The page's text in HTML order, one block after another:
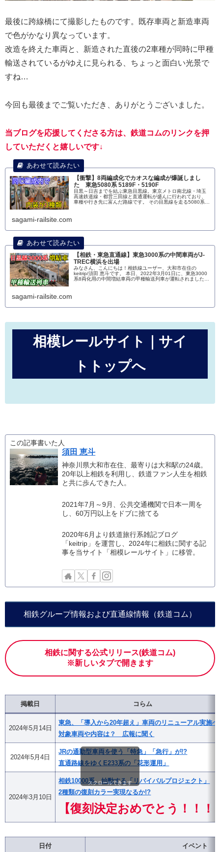
最後に跨線橋にて撮影したものです。既存車両と新造車両
で色がかなり異なっています。
改造を終えた車両と、新造された直後の2車種が同時に甲種
輸送されているがゆえに見られる、ちょっと面白い光景で
すね…
今回も最後までご覧いただき、ありがとうございました。
当ブログを応援してくださる方は、鉄道コムのリンクを押
していただくと嬉しいです↓
【衝撃】8両編成化でカオスな編成が爆誕しまし
た 東急5080系 5189F・5190F
目黒～日吉までを結ぶ東急目黒線。東京メトロ南北線・埼玉
高速鉄道線・都営三田線と直通運転が盛んに行われており、
車種や行き先に富んだ路線です。 その目黒線を走る5080系
sagami-railsite.com
【相鉄・東急直通線】東急3000系の中間車両がJ-
TREC横浜を出場
みなさん、こんにちは！相鉄線ユーザー、大和市在住の
keitrip/須田 恵斗です。 本日、2022年3月01日に、東急3000
系8両化用の中間増結車両の甲種輸送列車が運転されました。
sagami-railsite.com
相模レールサイト｜サイ
トトップへ
この記事書いた人
須田 恵斗
神奈川県大和市在住、最寄りは大和駅の24歳。
20年以上相鉄を利用し、鉄道ファン人生を相鉄
と共に歩んできた人。
2021年7月～9月、公共交通機関で日本一周を
し、60万円以上をドブに捨てる
2020年6月より鉄道旅行系雑記ブログ
「keitrip」を運営し、2024年に相鉄に関する記
事を当サイト「相模レールサイト」に移管。
相鉄グループ情報および直通線情報（鉄道コム）
相鉄に関する公式リリース(鉄道コム)
※新しいタブで開きます
掲載日 コらム
2024年5月14日
東急、「導入から20年超え」車両のリニューアル実施へ
対象車両や内容は？ 広報に聞く
2024年5月4日
JRの通勤型車両を使う「特急」「急行」が!?
直通路線をゆくE233系の「花形運用」
2024年3月10日
相鉄10000系、始動する「リバイバルプロジェクト」
2種類の復刻カラー実現なるか!?
【復刻決定おめでとう！！！
スクロールできます
日付 イベント